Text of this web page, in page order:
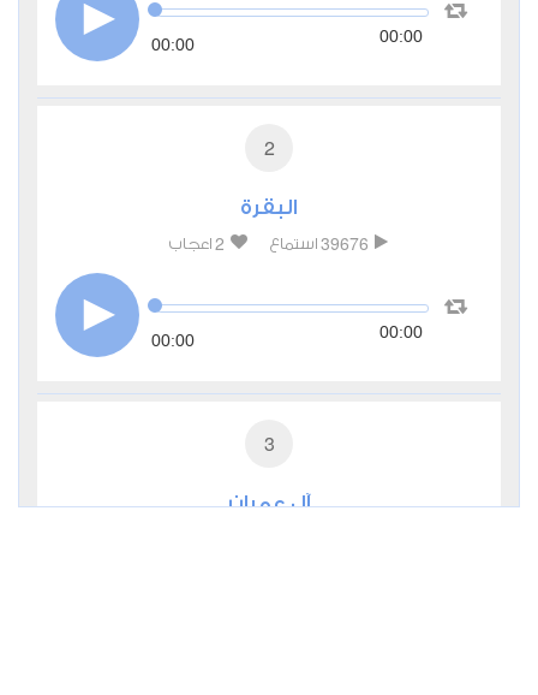
00:00 00:00
2
البقرة
39676 استماع 2 اعجاب
00:00 00:00
3
آل عمران